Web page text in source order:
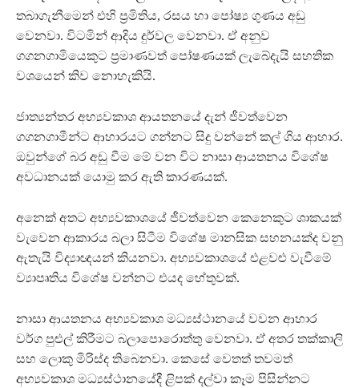
තබාගැනීමෙන් එහි ප‍්‍රමිතිය, රසය හා පෝෂ්‍ය ගුණය අඩු
වෙනවා. විටමින් ආදිය දුර්වල වෙනවා. ඒ අනුව
ගගනගාමියෙකුට ප‍්‍රමාණවත් පෝෂණයක් ලැබේදැයි සහතික
වශයෙන් කිව නොහැකියි.
ජාත්‍යන්තර අභ්‍යවකාශ ආයතනයේ දැන් ජීවත්වෙන
ගගනගාමීන්ට ආහාරයට ගන්නට සිදු වන්නේ කල් ගිය ආහාර.
ඔවුන්ගේ බර අඩු වීම මේ වන විට නාසා ආයතනය විශේෂ
අවධානයක් යොමු කර ඇති කාරණයක්.
අනෙක් අතට අභ්‍යවකාශයේ ජීවත්වෙන කෙනෙකුට ශාකයක්
වැවෙන ආකාරය බලා සිටීම විශේෂ මානසික සහනයක්ද වනු
ඇතැයි විද්‍යාඥයන් කියනවා. අභ්‍යවකාශයේ එළවළු වැවීමේ
ව්‍යාපෘතිය විශේෂ වන්නට එයද හේතුවක්.
නාසා ආයතනය අභ්‍යවකාශ මධ්‍යස්ථානයේ වවන ආහාර
වර්ග පුළුල් කිරීමට බලාපොරොත්තු වෙනවා. ඒ අතර තක්කාලි
සහ ලොකු මිරිස්ද තිබෙනවා. කෙසේ වෙතත් තවමත්
අභ්‍යවකාශ මධ්‍යස්ථානයේදී ළිපක් දල්වා කෑම පිසින්නට